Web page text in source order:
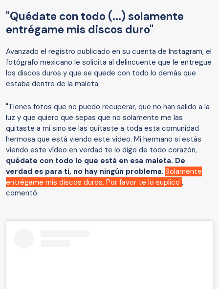
"Quédate con todo (...) solamente
entrégame mis discos duro"
Avanzado el registro publicado en su cuenta de Instagram, el
fotógrafo mexicano le solicita al delincuente que le entregue
los discos duros y que se quede con todo lo demás que
estaba dentro de la maleta.
"Tienes fotos que no puedo recuperar, que no han salido a la
luz y que quiero que sepas que no solamente me las
quitaste a mí sino se las quitaste a toda esta comunidad
hermosa que está viendo este video. Mi hermano si estás
viendo este vídeo en verdad te lo digo de todo corazón,
quédate con todo lo que está en esa maleta. De
verdad es para ti, no hay ningún problema. Solamente
entrégame mis discos duros. Por favor te lo suplico",
comentó.